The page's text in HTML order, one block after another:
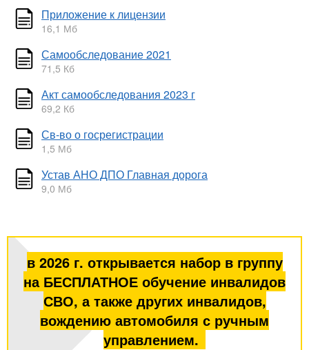
Приложение к лицензии
16,1 Мб
Самообследование 2021
71,5 Кб
Акт самообследования 2023 г
69,2 Кб
Св-во о госрегистрации
1,5 Мб
Устав АНО ДПО Главная дорога
9,0 Мб
в 2026 г. открывается набор в группу
на БЕСПЛАТНОЕ обучение инвалидов
СВО, а также других инвалидов,
вождению автомобиля с ручным
управлением.